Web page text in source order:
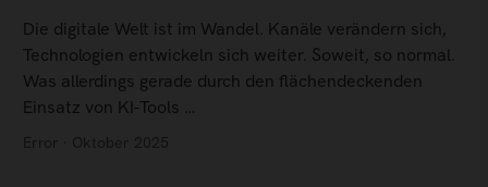
Die digitale Welt ist im Wandel. Kanäle verändern sich,
Technologien entwickeln sich weiter. Soweit, so normal.
Was allerdings gerade durch den flächendeckenden
Einsatz von KI-Tools …